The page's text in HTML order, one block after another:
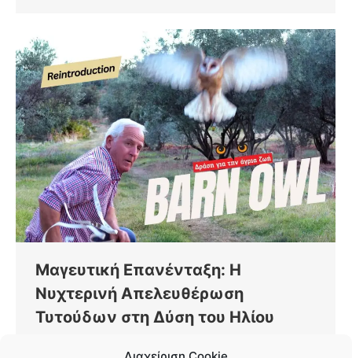
Μαγευτική Επανένταξη: Η
Νυχτερινή Απελευθέρωση
Τυτούδων στη Δύση του Ηλίου